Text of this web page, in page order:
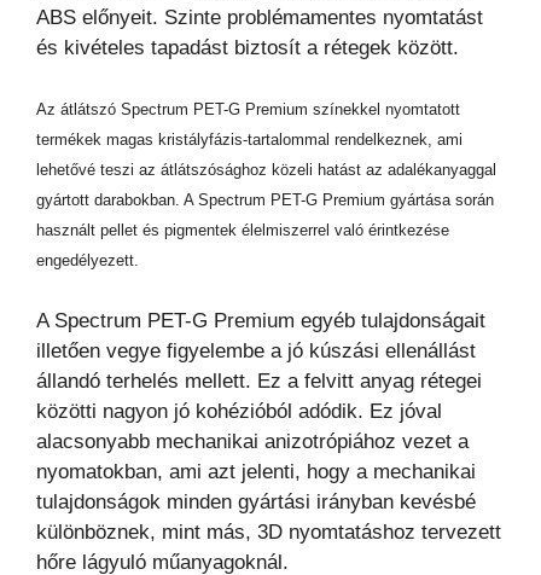
ABS előnyeit. Szinte problémamentes nyomtatást
és kivételes tapadást biztosít a rétegek között.
Az átlátszó Spectrum PET-G Premium színekkel nyomtatott
termékek magas kristályfázis-tartalommal rendelkeznek, ami
lehetővé teszi az átlátszósághoz közeli hatást az adalékanyaggal
gyártott darabokban. A Spectrum PET-G Premium gyártása során
használt pellet és pigmentek élelmiszerrel való érintkezése
engedélyezett.
A Spectrum PET-G Premium egyéb tulajdonságait
illetően vegye figyelembe a jó kúszási ellenállást
állandó terhelés mellett. Ez a felvitt anyag rétegei
közötti nagyon jó kohézióból adódik. Ez jóval
alacsonyabb mechanikai anizotrópiához vezet a
nyomatokban, ami azt jelenti, hogy a mechanikai
tulajdonságok minden gyártási irányban kevésbé
különböznek, mint más, 3D nyomtatáshoz tervezett
hőre lágyuló műanyagoknál.